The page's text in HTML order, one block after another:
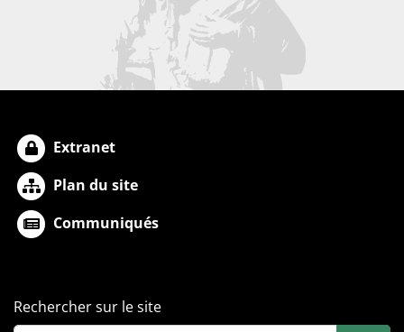
Extranet
Plan du site
Communiqués
Rechercher sur le site